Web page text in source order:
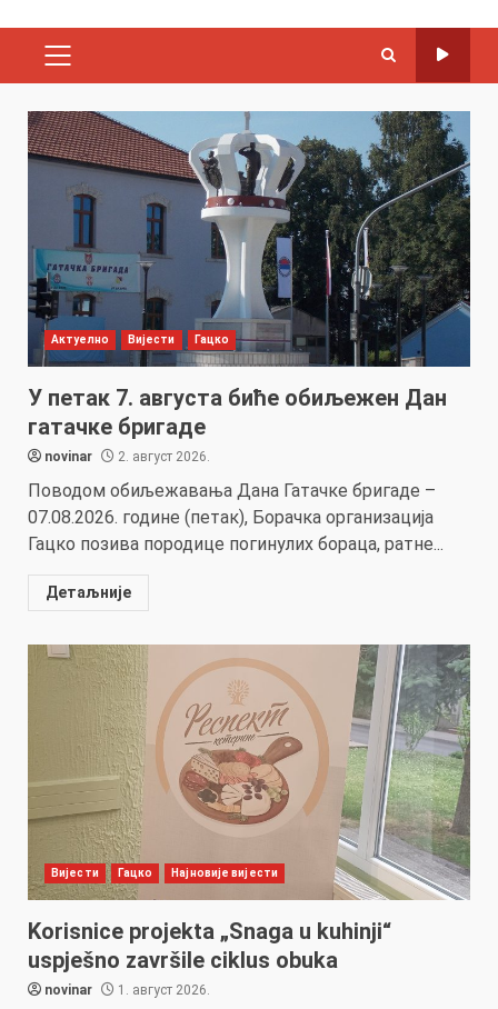
PRIMARY
Актуелно Вијести Гацко
У петак 7. августа биће обиљежен Дан
гатачке бригаде
novinar 2. август 2026.
Поводом обиљежавања Дана Гатачке бригаде –
07.08.2026. године (петак), Борачка организација
Гацко позива породице погинулих бораца, ратне...
Детаљније
Вијести Гацко Најновије вијести
Korisnice projekta „Snaga u kuhinji“
uspješno završile ciklus obuka
novinar 1. август 2026.